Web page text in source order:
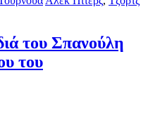
του Σπανούλη
του